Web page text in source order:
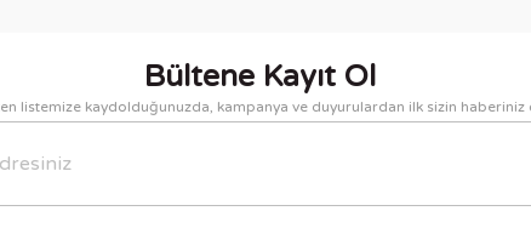
Bültene Kayıt Ol
listemize kaydolduğunuzda, kampanya ve duyurulardan ilk sizin haberiniz